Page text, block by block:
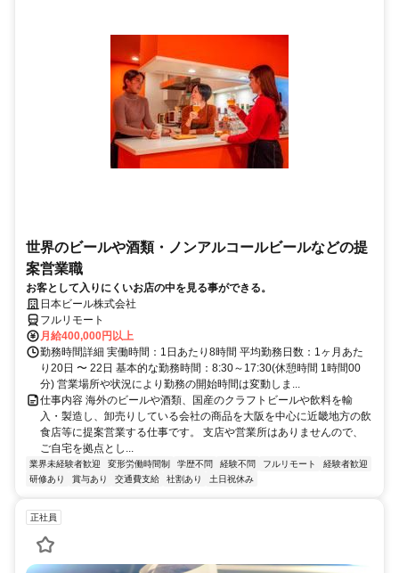
世界のビールや酒類・ノンアルコールビールなどの提
案営業職
お客として入りにくいお店の中を見る事ができる。
日本ビール株式会社
フルリモート
月給400,000円以上
勤務時間詳細 実働時間：1日あたり8時間 平均勤務日数：1ヶ月あた
り20日 〜 22日 基本的な勤務時間：8:30～17:30(休憩時間 1時間00
分) 営業場所や状況により勤務の開始時間は変動しま...
仕事内容 海外のビールや酒類、国産のクラフトビールや飲料を輸
入・製造し、卸売りしている会社の商品を大阪を中心に近畿地方の飲
食店等に提案営業する仕事です。 支店や営業所はありませんので、
ご自宅を拠点とし...
業界未経験者歓迎 変形労働時間制 学歴不問 経験不問 フルリモート
経験者歓迎
研修あり
賞与あり 交通費支給 社割あり 土日祝休み
正社員